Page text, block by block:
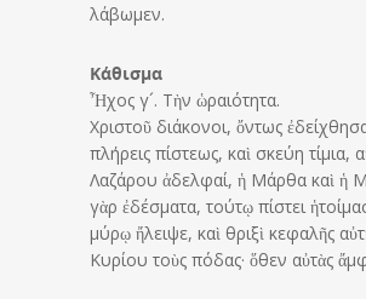
λάβωμεν.
Κάθισμα
Ἦχος γ´. Τὴν ὡραιότητα.
Χριστοῦ διάκονοι, ὄντως
πλήρεις πίστεως, καὶ σκεύη τίμια,
Λαζάρου ἀδελφαί, ἡ Μάρθα καὶ ἡ
γὰρ ἐδέσματα, τούτῳ πίστει
μύρῳ ἤλειψε, καὶ θριξὶ κεφαλῆς
Κυρίου τοὺς πόδας· ὅθεν αὐτὰς